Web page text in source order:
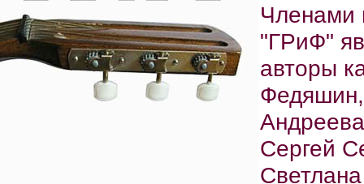
Членами
"ГРиФ"
авторы
Сергей